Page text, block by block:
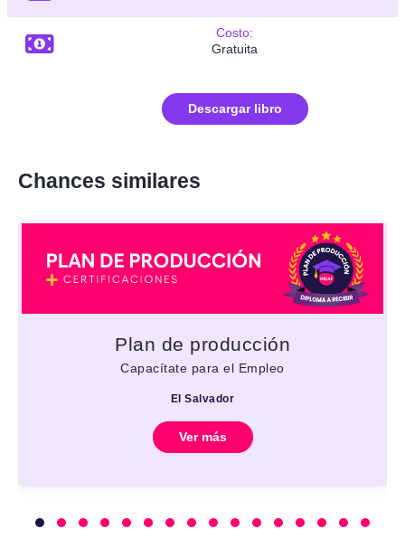
Costo:
Gratuita
Descargar libro
Chances similares
Plan de producción
Capacítate para el Empleo
El Salvador
Ver más